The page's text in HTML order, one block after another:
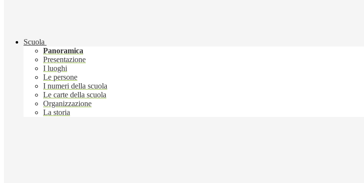
Scuola
Panoramica
Presentazione
I luoghi
Le persone
I numeri della scuola
Le carte della scuola
Organizzazione
La storia